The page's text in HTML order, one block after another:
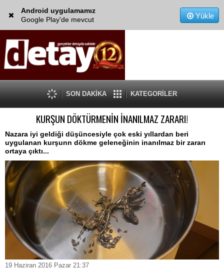
Android uygulamamız
Google Play'de mevcut
Yükle
SON DAKİKA KATEGORİLER
KURŞUN DÖKTÜRMENİN İNANILMAZ ZARARI!
Nazara iyi geldiği düşüncesiyle çok eski yıllardan beri
uygulanan kurşunn dökme geleneğinin inanılmaz bir zararı
ortaya çıktı...
19 Haziran 2016 Pazar 21:37